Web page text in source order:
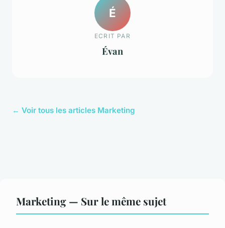
É
ECRIT PAR
Évan
← Voir tous les articles Marketing
Marketing — Sur le même sujet